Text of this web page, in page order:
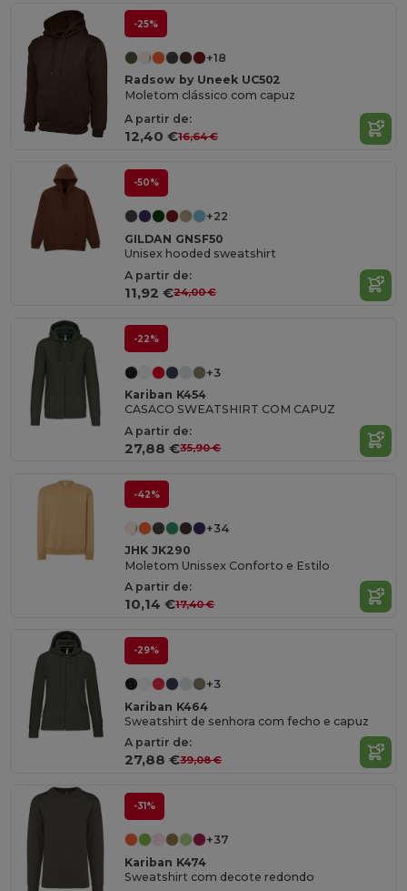
-25%
+18
Radsow by Uneek UC502
Moletom clássico com capuz
A partir de:
12,40 €16,64 €
-50%
+22
GILDAN GNSF50
Unisex hooded sweatshirt
A partir de:
11,92 €24,00 €
-22%
+3
Kariban K454
CASACO SWEATSHIRT COM CAPUZ
A partir de:
27,88 €35,90 €
-42%
+34
JHK JK290
Moletom Unissex Conforto e Estilo
A partir de:
10,14 €17,40 €
-29%
+3
Kariban K464
Sweatshirt de senhora com fecho e capuz
A partir de:
27,88 €39,08 €
-31%
+37
Kariban K474
Sweatshirt com decote redondo